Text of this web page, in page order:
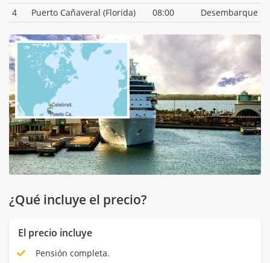
4 Puerto Cañaveral (Florida) 08:00 Desembarque
¿Qué incluye el precio?
El precio incluye
Pensión completa.